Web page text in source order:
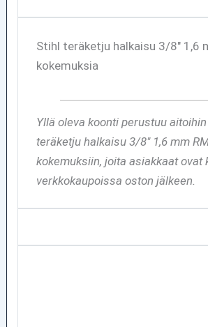
Stihl teräketju halkaisu 3/8″ 1,6
kokemuksia
Yllä oleva koonti perustuu
teräketju halkaisu 3/8″ 1,6 mm
kokemuksiin, joita asiakkaat ovat
verkkokaupoissa oston jälkeen.